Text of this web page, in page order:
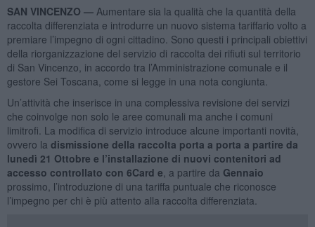
SAN VINCENZO — Aumentare sia la qualità che la quantità della
raccolta differenziata e introdurre un nuovo sistema tariffario volto a
premiare l’impegno di ogni cittadino. Sono questi i principali obiettivi
della riorganizzazione del servizio di raccolta dei rifiuti sul territorio
di San Vincenzo, in accordo tra l’Amministrazione comunale e il
gestore Sei Toscana, come si legge in una nota congiunta.
Un’attività che inserisce in una complessiva revisione dei servizi
che coinvolge non solo le aree comunali ma anche i comuni
limitrofi. La modifica di servizio introduce alcune importanti novità,
ovvero la dismissione della raccolta porta a porta a partire da
lunedì 21 Ottobre e l’installazione di nuovi contenitori ad
accesso controllato con 6Card e , a partire da Gennaio
prossimo, l’introduzione di una tariffa puntuale che riconosce
l’impegno per chi è più attento alla raccolta differenziata.